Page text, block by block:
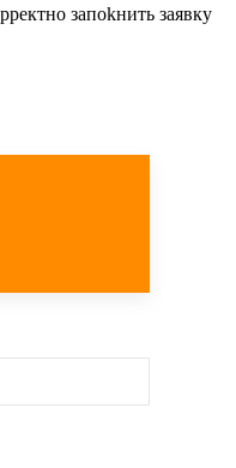
запоkнить заявку